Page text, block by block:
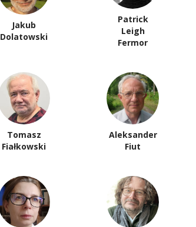
Jakub
Dolatowski
Patrick
Leigh
Fermor
Tomasz
Fiałkowski
Aleksander
Fiut